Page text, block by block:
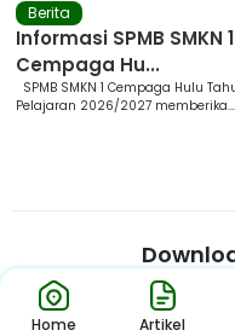
Berita
Informasi SPMB SMKN 1
Cempaga Hu...
SPMB SMKN 1 Cempaga Hulu
Pelajaran 2026/2027 memberika...
Nikmati Cara Mudah dan
Update Informasi
Home Artikel